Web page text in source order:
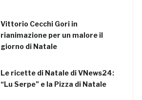
Vittorio Cecchi Gori in
rianimazione per un malore il
giorno di Natale
Le ricette di Natale di VNews24:
“Lu Serpe” e la Pizza di Natale